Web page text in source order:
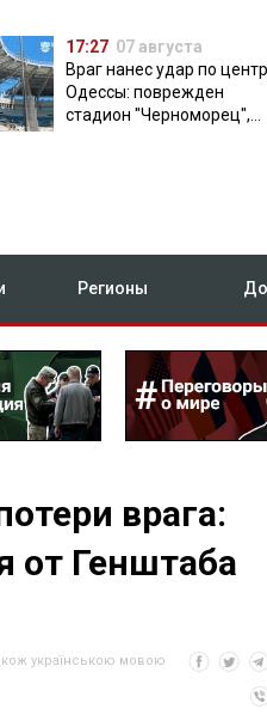
17:27 07 августа
Враг нанес удар по
Одессы: поврежден
стадион "Черноморец",
Регионы
врага:
от Генштаба
українською мовою